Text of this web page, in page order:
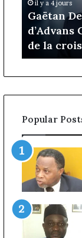
Cameroun
choix
de
sous
il y a 4 jours
Gaëtan
d’Advans
de la
Popular